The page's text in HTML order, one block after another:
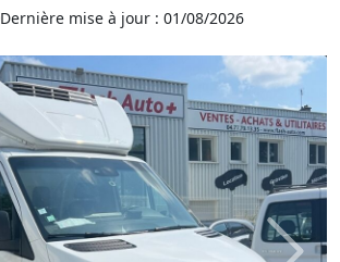
Dernière mise à jour : 01/08/2026